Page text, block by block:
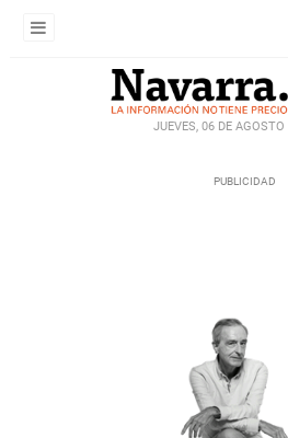
JUEVES, 06 DE AGOSTO